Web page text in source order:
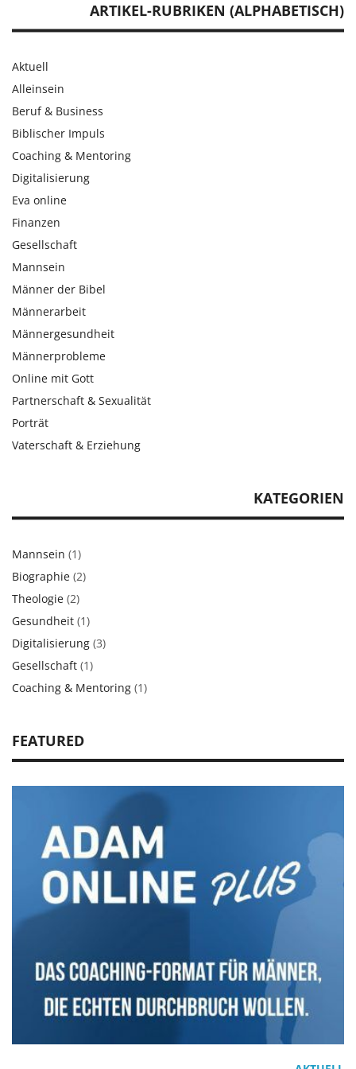
FEATURED
ARTIKEL-RUBRIKEN (ALPHABETISCH)
Aktuell
Alleinsein
Beruf & Business
Biblischer Impuls
Coaching & Mentoring
Digitalisierung
Eva online
Finanzen
Gesellschaft
Mannsein
Männer der Bibel
Männerarbeit
Männergesundheit
Männerprobleme
Online mit Gott
Partnerschaft & Sexualität
Porträt
Vaterschaft & Erziehung
KATEGORIEN
Mannsein (1)
Biographie (2)
Theologie (2)
Gesundheit (1)
Digitalisierung (3)
Gesellschaft (1)
Coaching & Mentoring (1)